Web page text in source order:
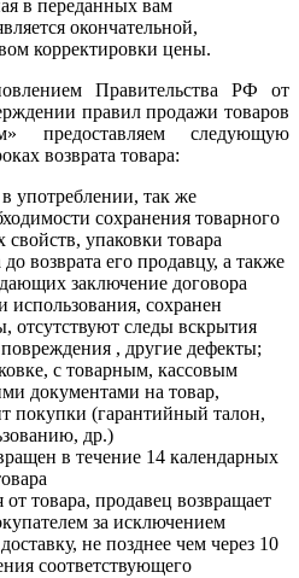
в переданных вам
окончательной,
корректировки цены.
Правительства РФ от
правил продажи товаров
предоставляем следующую
возврата товара:
употреблении, так же
сохранения товарного
свойств, упаковки товара
возврата его продавцу, а также
заключение договора
использования, сохранен
отсутствуют следы вскрытия
, другие дефекты;
с товарным, кассовым
документами на товар,
покупки (гарантийный талон,
др.)
в течение 14 календарных
от товара, продавец возвращает
за исключением
не позднее чем через 10
соответствующего